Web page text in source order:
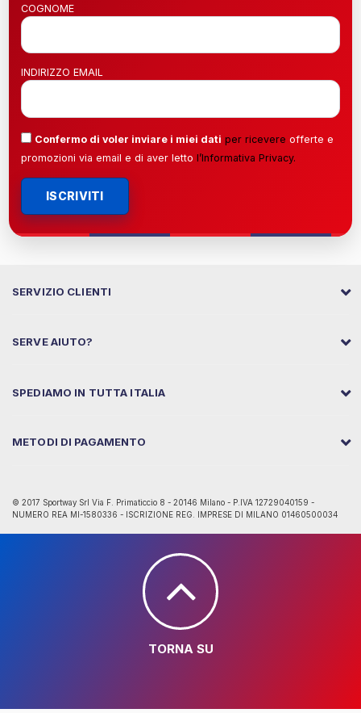
COGNOME
INDIRIZZO EMAIL
Confermo di voler inviare i miei dati per ricevere offerte e
promozioni via email e di aver letto l’Informativa Privacy.
ISCRIVITI
SERVIZIO CLIENTI
SERVE AIUTO?
SPEDIAMO IN TUTTA ITALIA
METODI DI PAGAMENTO
© 2017 Sportway Srl Via F. Primaticcio 8 - 20146 Milano - P.IVA 12729040159 -
NUMERO REA MI-1580336 - ISCRIZIONE REG. IMPRESE DI MILANO 01460500034
TORNA SU